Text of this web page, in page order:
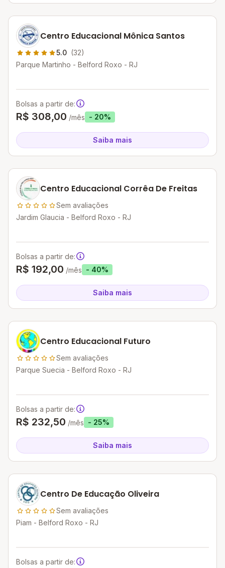
Centro Educacional Mônica Santos
5.0 (32)
Parque Martinho - Belford Roxo - RJ
Bolsas a partir de:
R$ 308,00 /mês - 20%
Saiba mais
Centro Educacional Corrêa De Freitas
Sem avaliações
Jardim Glaucia - Belford Roxo - RJ
Bolsas a partir de:
R$ 192,00 /mês - 40%
Saiba mais
Centro Educacional Futuro
Sem avaliações
Parque Suecia - Belford Roxo - RJ
Bolsas a partir de:
R$ 232,50 /mês - 25%
Saiba mais
Centro De Educação Oliveira
Sem avaliações
Piam - Belford Roxo - RJ
Bolsas a partir de: